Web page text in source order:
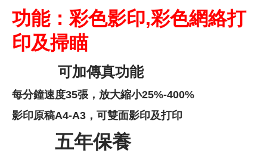
功能：彩色影印,彩色網絡打
印及掃瞄
可加傳真功能
每分鐘速度35張，放大縮小25%-400%
影印原稿A4-A3，可雙面影印及打印
五年保養